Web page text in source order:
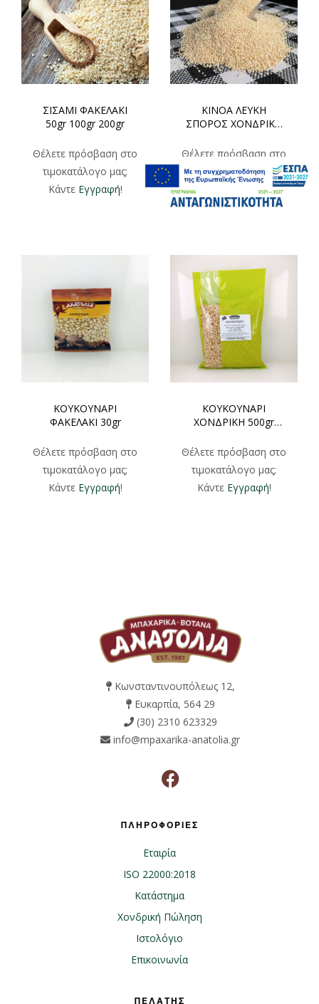
ΣΙΣΑΜΙ ΦΑΚΕΛΑΚΙ
50gr 100gr 200gr
Θέλετε πρόσβαση στο
τιμοκατάλογο μας;
Κάντε Εγγραφή!
ΚΙΝΟΑ ΛΕΥΚΗ
ΣΠΟΡΟΣ ΧΟΝΔΡΙΚΗ
Θέλετε πρόσβαση στο
τιμοκατάλογο μας;
Εγγραφή!
ΚΟΥΚΟΥΝΑΡΙ
ΦΑΚΕΛΑΚΙ 30gr
Θέλετε πρόσβαση στο
τιμοκατάλογο μας;
Κάντε Εγγραφή!
ΚΟΥΚΟΥΝΑΡΙ
ΧΟΝΔΡΙΚΗ 500gr
Θέλετε πρόσβαση στο
τιμοκατάλογο μας;
Κάντε Εγγραφή!
Κωνσταντινουπόλεως 12,
Ευκαρπία, 564 29
(30) 2310 623329
info@mpaxarika-anatolia.gr
ΠΛΗΡΟΦΟΡΙΕΣ
Εταιρία
ISO 22000:2018
Κατάστημα
Χονδρική Πώληση
Ιστολόγιο
Επικοινωνία
ΠΕΛΑΤΗΣ